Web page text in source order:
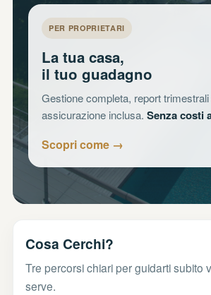
PER PROPRIETARI
La tua casa,
il tuo guadagno
Gestione completa, report trimestrali
assicurazione inclusa. Senza costi
Scopri come →
Cosa Cerchi?
Tre percorsi chiari per guidarti subito
serve.